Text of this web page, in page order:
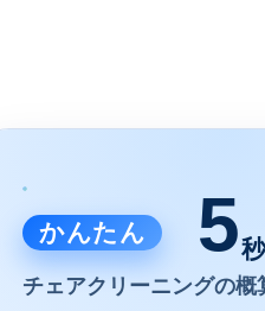
かんたん 5
チェアクリーニングの概